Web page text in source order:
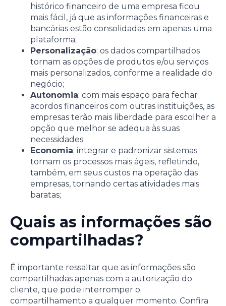
histórico financeiro de uma empresa ficou
mais fácil, já que as informações financeiras e
bancárias estão consolidadas em apenas uma
plataforma;
Personalização: os dados compartilhados
tornam as opções de produtos e/ou serviços
mais personalizados, conforme a realidade do
negócio;
Autonomia: com mais espaço para fechar
acordos financeiros com outras instituições, as
empresas terão mais liberdade para escolher a
opção que melhor se adequa às suas
necessidades;
Economia: integrar e padronizar sistemas
tornam os processos mais ágeis, refletindo,
também, em seus custos na operação das
empresas, tornando certas atividades mais
baratas;
Quais as informações são
compartilhadas?
É importante ressaltar que as informações são
compartilhadas apenas com a autorização do
cliente, que pode interromper o
compartilhamento a qualquer momento. Confira